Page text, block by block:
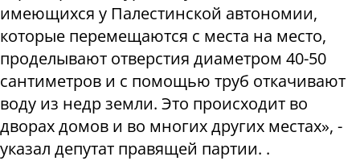
имеющихся у Палестинской автономии,
которые перемещаются с места на место,
проделывают отверстия диаметром 40-50
сантиметров и с помощью труб откачивают
воду из недр земли. Это происходит во
дворах домов и во многих других местах», -
указал депутат правящей партии. .